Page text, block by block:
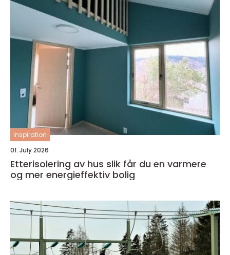
inspiration
01. July 2026
Etterisolering av hus slik får du en varmere
og mer energieffektiv bolig